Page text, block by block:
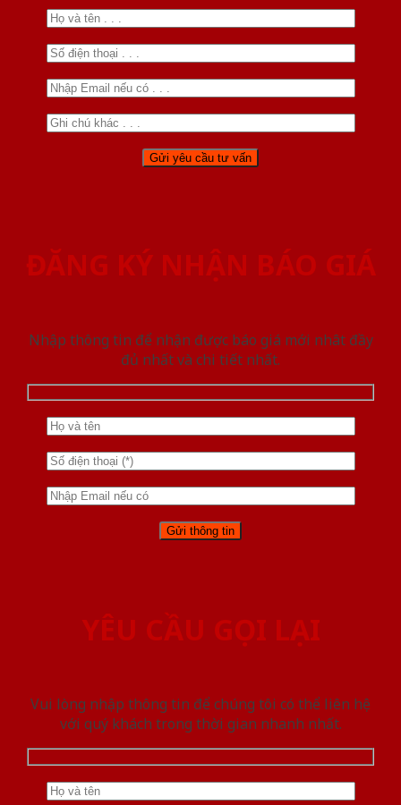
ĐĂNG KÝ NHẬN BÁO GIÁ
Nhập thông tin để nhận được báo giá mới nhât đầy
đủ nhất và chi tiết nhất.
YÊU CẦU GỌI LẠI
Vui lòng nhập thông tin để chúng tôi có thể liên hệ
với quý khách trong thời gian nhanh nhất.